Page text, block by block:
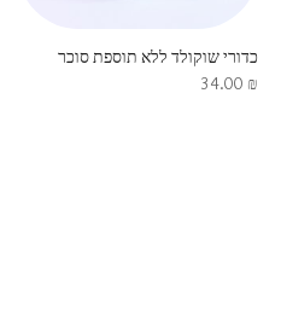
כדורי שוקולד ללא תוספת סוכר
34.00 ₪